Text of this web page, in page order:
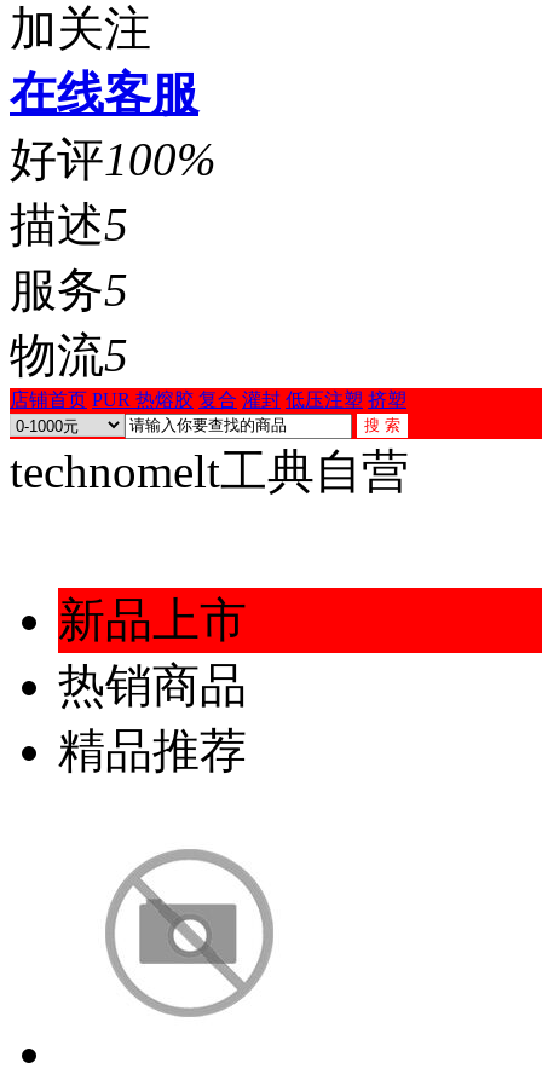
加关注
在线客服
好评100%
描述5
服务5
物流5
店铺首页 PUR 热熔胶 复合 灌封 低压注塑 挤塑
technomelt工典自营
新品上市
热销商品
精品推荐